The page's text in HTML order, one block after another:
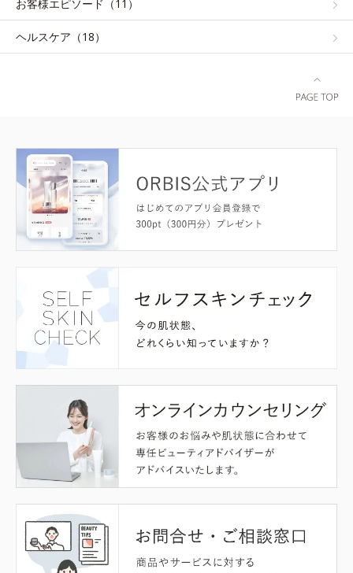
お客様エピソード（11）
ヘルスケア（18）